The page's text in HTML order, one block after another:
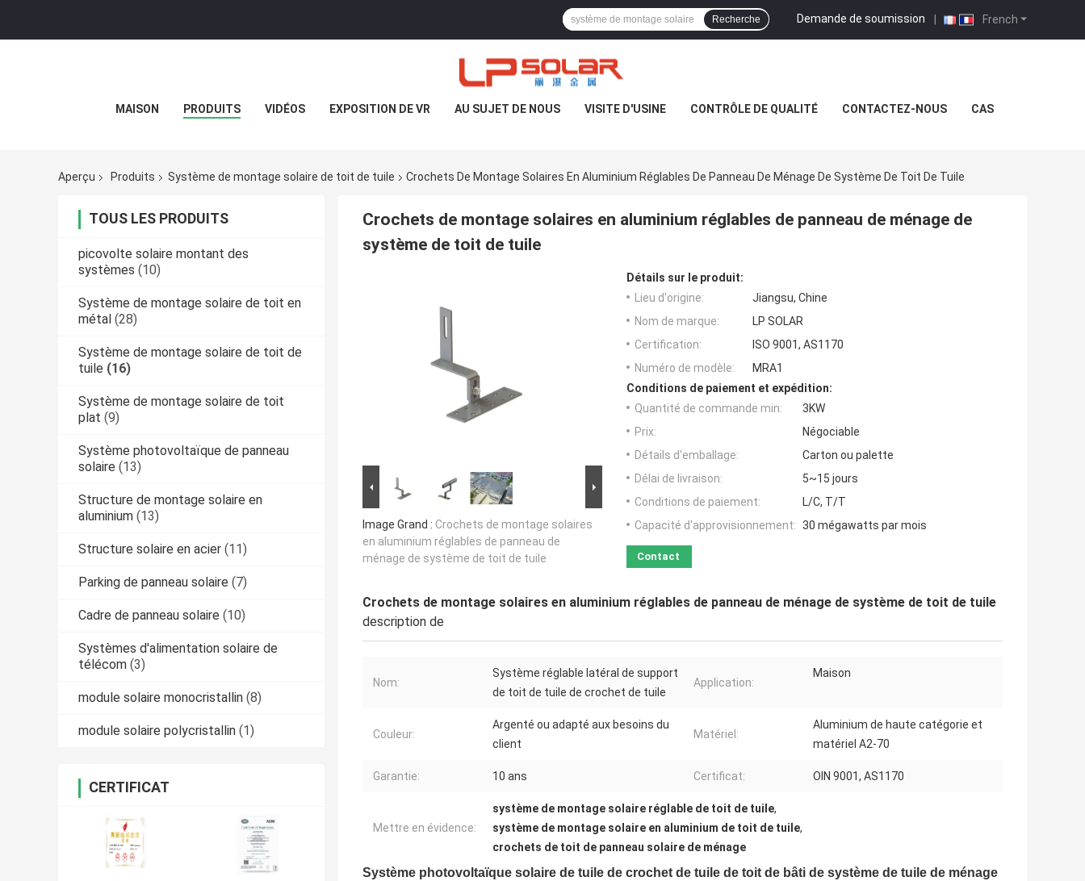
French
Demande de soumission |
Recherche
MAISON PRODUITS VIDÉOS EXPOSITION DE VR AU SUJET DE NOUS VISITE D'USINE CONTRÔLE DE QUALITÉ CONTACTEZ-NOUS CAS
Aperçu Produits Système de montage solaire de toit de tuile Crochets De Montage Solaires En Aluminium Réglables De Panneau De Ménage De Système De Toit De Tuile
TOUS LES PRODUITS
picovolte solaire montant des
systèmes (10)
Système de montage solaire de toit en
métal (28)
Système de montage solaire de toit de
tuile (16)
Système de montage solaire de toit
plat (9)
Système photovoltaïque de panneau
solaire (13)
Structure de montage solaire en
aluminium (13)
Structure solaire en acier (11)
Parking de panneau solaire (7)
Cadre de panneau solaire (10)
Systèmes d'alimentation solaire de
télécom (3)
module solaire monocristallin (8)
module solaire polycristallin (1)
CERTIFICAT
Crochets de montage solaires en aluminium réglables de panneau de ménage de
système de toit de tuile
Image Grand : Crochets de montage solaires
en aluminium réglables de panneau de
ménage de système de toit de tuile
Détails sur le produit:
Lieu d'origine:
Jiangsu, Chine
Nom de marque:
LP SOLAR
Certification:
ISO 9001, AS1170
Numéro de modèle:
MRA1
Conditions de paiement et expédition:
Quantité de commande min:
3KW
Prix:
Négociable
Détails d'emballage:
Carton ou palette
Délai de livraison:
5~15 jours
Conditions de paiement:
L/C, T/T
Capacité d'approvisionnement: 30 mégawatts par mois
Contact
Crochets de montage solaires en aluminium réglables de panneau de ménage de système de toit de tuile
description de
Nom:
Système réglable latéral de support
de toit de tuile de crochet de tuile
Application:
Maison
Couleur:
Argenté ou adapté aux besoins du
client
Matériel:
Aluminium de haute catégorie et
matériel A2-70
Garantie: 10 ans Certificat: OIN 9001, AS1170
Mettre en évidence:
système de montage solaire réglable de toit de tuile,
système de montage solaire en aluminium de toit de tuile,
crochets de toit de panneau solaire de ménage
Système photovoltaïque solaire de tuile de crochet de tuile de toit de bâti de système de tuile de ménage